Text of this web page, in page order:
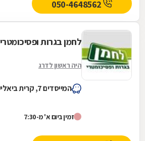
לחמן בגרות ופסיכומטרי
היה ראשון לדרג
המייסדים 7, קרית ביאליק
זמין ביום א' מ-7:30